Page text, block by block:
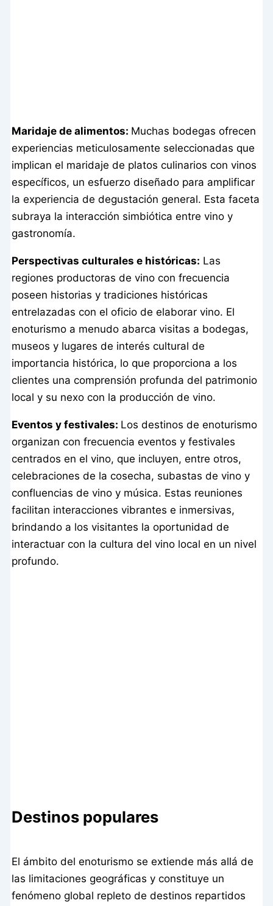
Maridaje de alimentos: Muchas bodegas ofrecen
experiencias meticulosamente seleccionadas que
implican el maridaje de platos culinarios con vinos
específicos, un esfuerzo diseñado para amplificar
la experiencia de degustación general. Esta faceta
subraya la interacción simbiótica entre vino y
gastronomía.
Perspectivas culturales e históricas: Las
regiones productoras de vino con frecuencia
poseen historias y tradiciones históricas
entrelazadas con el oficio de elaborar vino. El
enoturismo a menudo abarca visitas a bodegas,
museos y lugares de interés cultural de
importancia histórica, lo que proporciona a los
clientes una comprensión profunda del patrimonio
local y su nexo con la producción de vino.
Eventos y festivales: Los destinos de enoturismo
organizan con frecuencia eventos y festivales
centrados en el vino, que incluyen, entre otros,
celebraciones de la cosecha, subastas de vino y
confluencias de vino y música. Estas reuniones
facilitan interacciones vibrantes e inmersivas,
brindando a los visitantes la oportunidad de
interactuar con la cultura del vino local en un nivel
profundo.
Destinos populares
El ámbito del enoturismo se extiende más allá de
las limitaciones geográficas y constituye un
fenómeno global repleto de destinos repartidos